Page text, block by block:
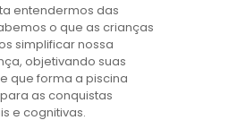
entendermos das
o que as crianças
simplificar nossa
objetivando suas
que forma a piscina
as conquistas
e cognitivas.